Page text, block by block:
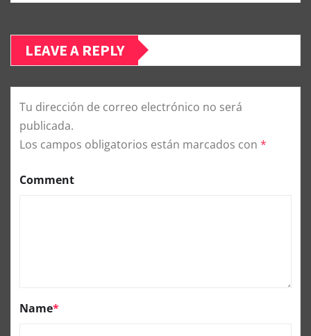
LEAVE A REPLY
Tu dirección de correo electrónico no será
publicada.
Los campos obligatorios están marcados con *
Comment
Name*